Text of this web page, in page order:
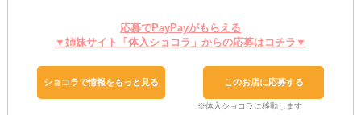
◆◇ノビノビと働ける良環境◇◆
売上を過度に気にしたり、キャスト同士競い合ったり…
そんなこととは無縁ですよ♪
応募でPayPayがもらえる
▼姉妹サイト「体入ショコラ」からの応募はコチラ▼
ショコラで情報をもっと見る このお店に応募する